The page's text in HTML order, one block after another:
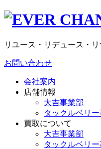
リユース・リデュース・
お問い合わせ
会社案内
店舗情報
大吉事業部
タックルベリ
買取について
大吉事業部
タックルベリ